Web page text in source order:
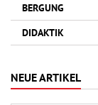
BERGUNG
DIDAKTIK
NEUE ARTIKEL